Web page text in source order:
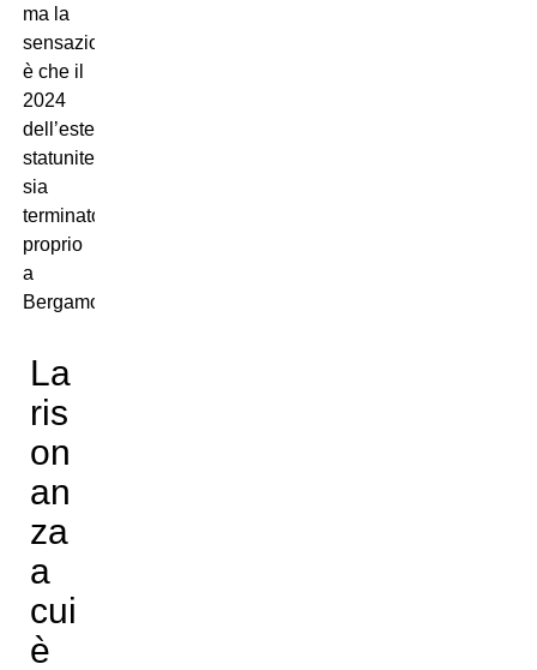
ma la
sensazione
è che il
2024
dell’esterno
statunitense
sia
terminato
proprio
a
Bergamo.
La
ris
on
an
za
a
cui
è